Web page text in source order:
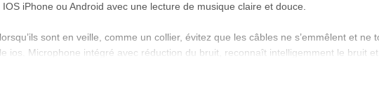
iPhone ou Android avec une lecture de musique claire et douce.
sont en veille, comme un collier, évitez que les câbles ne s’emmêlent et ne
ios. Microphone intégré avec réduction du bruit, reconnaît intelligemment le bruit
activité.